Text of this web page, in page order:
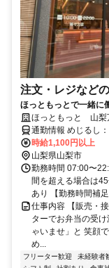
注文・レジなど
ほっともっとで一緒に
す ほっともっと 山
通勤情報 めじるし
時給1,100円以上
山梨県山梨市
勤務時間 07:00〜
間を超える場合は
あり 【勤務時間補
仕事内容 【販売・
ターでお弁当の受
ゃいませ」と 笑顔
め...
フリーター歓迎 未経験者